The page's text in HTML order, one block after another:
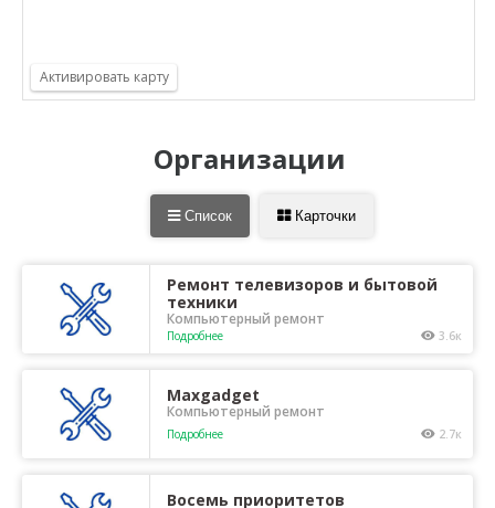
Организации
Список Карточки
Ремонт телевизоров и бытовой
техники
Компьютерный ремонт
Подробнее 3.6к
Maxgadget
Компьютерный ремонт
Подробнее 2.7к
Восемь приоритетов